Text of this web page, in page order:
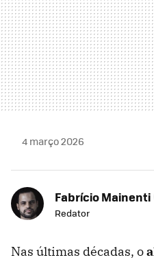
4 março 2026
Fabrício Mainenti
Redator
Nas últimas décadas, o